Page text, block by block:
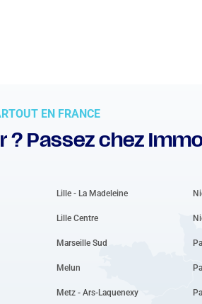
EN FRANCE
? Passez chez
Lille - La Madeleine
Lille Centre
Marseille Sud
Melun
Metz - Ars-Laquenexy